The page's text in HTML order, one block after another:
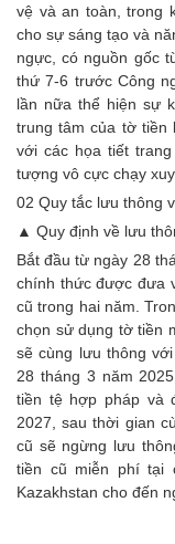
vệ và an toàn, trong
cho sự sáng tạo và
ngực, có nguồn gốc
thứ 7-6 trước Công
lần nữa thể hiện sự
trung tâm của tờ tiền
với các họa tiết
tượng vô cực chạy
02 Quy tắc lưu thông
▲ Quy định về lưu
Bắt đầu từ ngày 28
chính thức được đưa
cũ trong hai năm.
chọn sử dụng tờ tiền
sẽ cùng lưu thông
28 tháng 3 năm
tiền tệ hợp pháp và
2027, sau thời gian
cũ sẽ ngừng lưu
tiền cũ miễn phí tại
Kazakhstan cho đến